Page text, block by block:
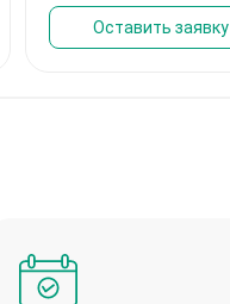
Оставить заявку